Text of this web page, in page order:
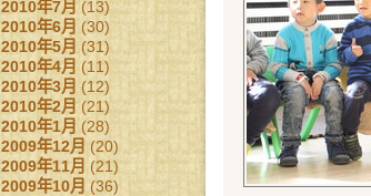
2010年7月(13)
2010年6月 (30)
2010年5月 (31)
2010年4月 (11)
2010年3月 (12)
2010年2月(21)
2010年1月 (28)
2009年12月 (20)
2009年11月 (21)
2009年10月 (36)